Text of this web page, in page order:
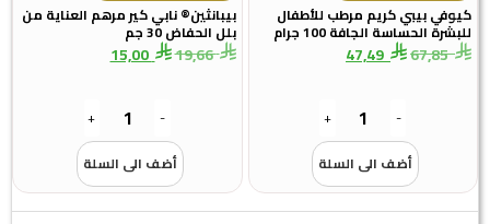
كيوفي بيبي كريم مرطب للأطفال
للبشرة الحساسة الجافة 100 جرام
67,85
47,49
أضف الى السلة
بيبانثين® نابي كير مرهم العناية من
بلل الحفاض 30 جم
19,66
15,00
أضف الى السلة